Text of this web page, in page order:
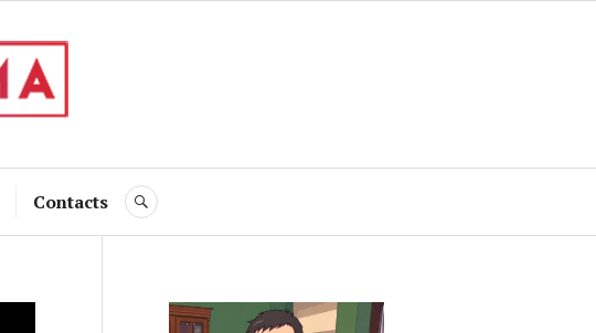
Contacts RECHERCHE